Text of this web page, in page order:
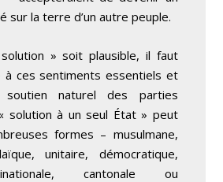
sur la terre d’un autre peuple.
solution » soit plausible, il faut
à ces sentiments essentiels et
naturel des parties
solution à un seul État » peut
formes – musulmane,
unitaire, démocratique,
cantonale ou